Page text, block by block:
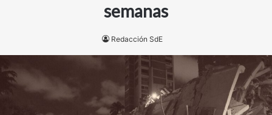
semanas
Redacción SdE